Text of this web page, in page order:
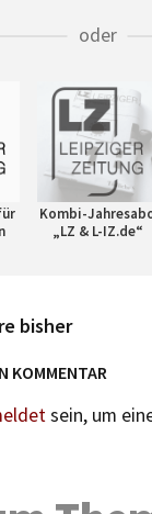
oder
Kombi-
„LZ & L-IZ.de“
bisher
KOMMENTAR
sein, um